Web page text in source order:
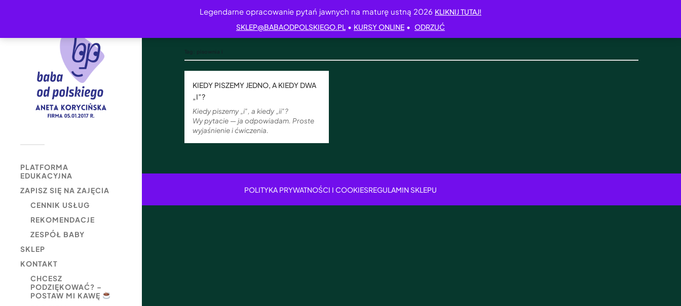
Legendarne opracowanie pytań jawnych na maturę ustną 2026 KLIKNIJ TUTAJ!
SKLEP@BABAODPOLSKIEGO.PL • KURSY ONLINE • ODRZUĆ
PLATFORMA
EDUKACYJNA
ZAPISZ SIĘ NA ZAJĘCIA
CENNIK USŁUG
REKOMENDACJE
ZESPÓŁ BABY
SKLEP
KONTAKT
CHCESZ
PODZIĘKOWAĆ? –
POSTAW MI KAWĘ
KIEDY PISZEMY JEDNO, A KIEDY DWA
„I”?
Kiedy piszemy „i”, a kiedy „ii”?
Wy pytacie — ja odpowiadam. Proste
wyjaśnienie i ćwiczenia.
POLITYKA PRYWATNOŚCI I COOKIESREGULAMIN SKLEPU